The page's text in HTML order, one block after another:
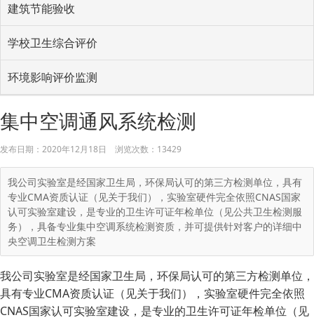
建筑节能验收
学校卫生综合评价
环境影响评价监测
集中空调通风系统检测
发布日期： 2020年12月18日 浏览次数： 13429
我公司实验室是经国家卫生局，环保局认可的第三方检测单位，具有
专业CMA资质认证（见关于我们），实验室硬件完全依照CNAS国家
认可实验室建设，是专业的卫生许可证年检单位（见公共卫生检测服
务），具备专业集中空调系统检测资质，并可提供针对客户的详细中
央空调卫生检测方案
我公司实验室是经国家卫生局，环保局认可的第三方检测单位，
具有专业CMA资质认证（见关于我们），实验室硬件完全依照
CNAS国家认可实验室建设，是专业的卫生许可证年检单位（见